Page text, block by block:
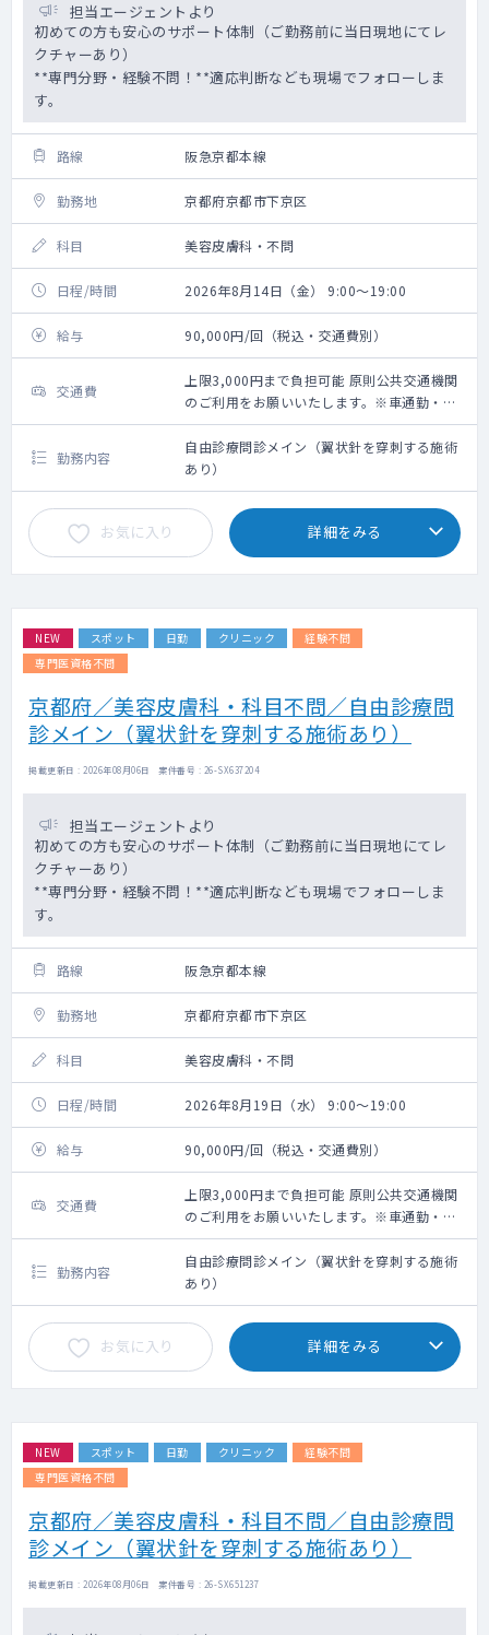
担当エージェントより
初めての方も安心のサポート体制（ご勤務前に当日現地にてレ
クチャーあり）
**専門分野・経験不問！**適応判断なども現場でフォローしま
す。
路線 阪急京都本線
勤務地 京都府京都市下京区
科目 美容皮膚科・不問
日程/時間 2026年8月14日（金） 9:00～19:00
給与 90,000円/回（税込・交通費別）
交通費
上限3,000円まで負担可能 原則公共交通機関
のご利用をお願いいたします。※車通勤・タ
クシー利用要相談
勤務内容
自由診療問診メイン（翼状針を穿刺する施術
あり）
お気に入り 詳細をみる
NEW スポット 日勤 クリニック
経験不問
専門医資格不問
京都府／美容皮膚科・科目不問／自由診療問
診メイン（翼状針を穿刺する施術あり）
掲載更新日 : 2026年08月06日 案件番号 : 26-SX637204
担当エージェントより
初めての方も安心のサポート体制（ご勤務前に当日現地にてレ
クチャーあり）
**専門分野・経験不問！**適応判断なども現場でフォローしま
す。
路線 阪急京都本線
勤務地 京都府京都市下京区
科目 美容皮膚科・不問
日程/時間 2026年8月19日（水） 9:00～19:00
給与 90,000円/回（税込・交通費別）
交通費
上限3,000円まで負担可能 原則公共交通機関
のご利用をお願いいたします。※車通勤・タ
クシー利用要相談
勤務内容
自由診療問診メイン（翼状針を穿刺する施術
あり）
お気に入り 詳細をみる
NEW スポット 日勤 クリニック
経験不問
専門医資格不問
京都府／美容皮膚科・科目不問／自由診療問
診メイン（翼状針を穿刺する施術あり）
掲載更新日 : 2026年08月06日 案件番号 : 26-SX651237